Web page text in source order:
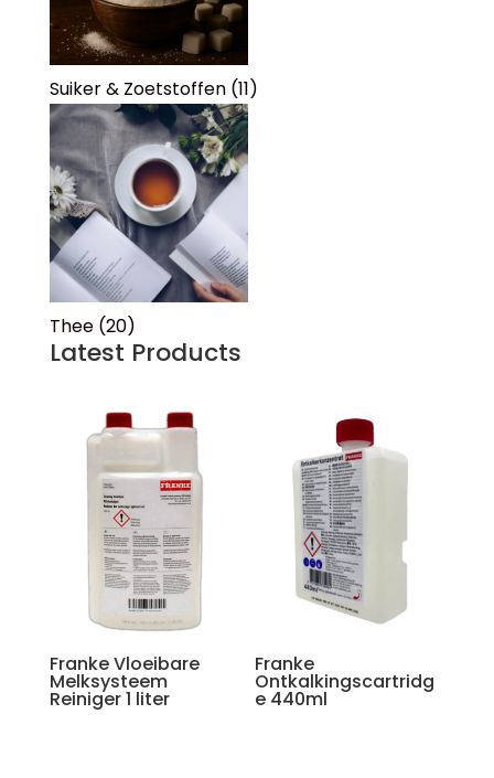
Suiker & Zoetstoffen (11)
Thee (20)
Latest Products
Franke Vloeibare
Melksysteem
Reiniger 1 liter
Franke
Ontkalkingscartridg
e 440ml